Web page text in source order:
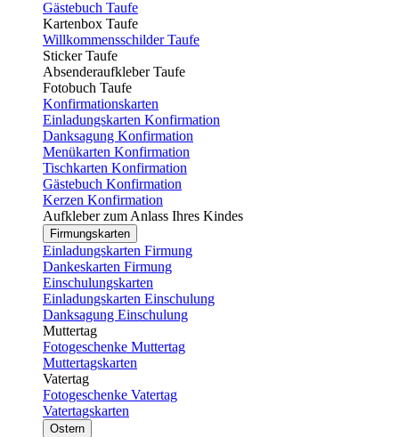
Gästebuch Taufe
Kartenbox Taufe
Willkommensschilder Taufe
Sticker Taufe
Absenderaufkleber Taufe
Fotobuch Taufe
Konfirmationskarten
Einladungskarten Konfirmation
Danksagung Konfirmation
Menükarten Konfirmation
Tischkarten Konfirmation
Gästebuch Konfirmation
Kerzen Konfirmation
Aufkleber zum Anlass Ihres Kindes
Firmungskarten
Einladungskarten Firmung
Dankeskarten Firmung
Einschulungskarten
Einladungskarten Einschulung
Danksagung Einschulung
Muttertag
Fotogeschenke Muttertag
Muttertagskarten
Vatertag
Fotogeschenke Vatertag
Vatertagskarten
Ostern